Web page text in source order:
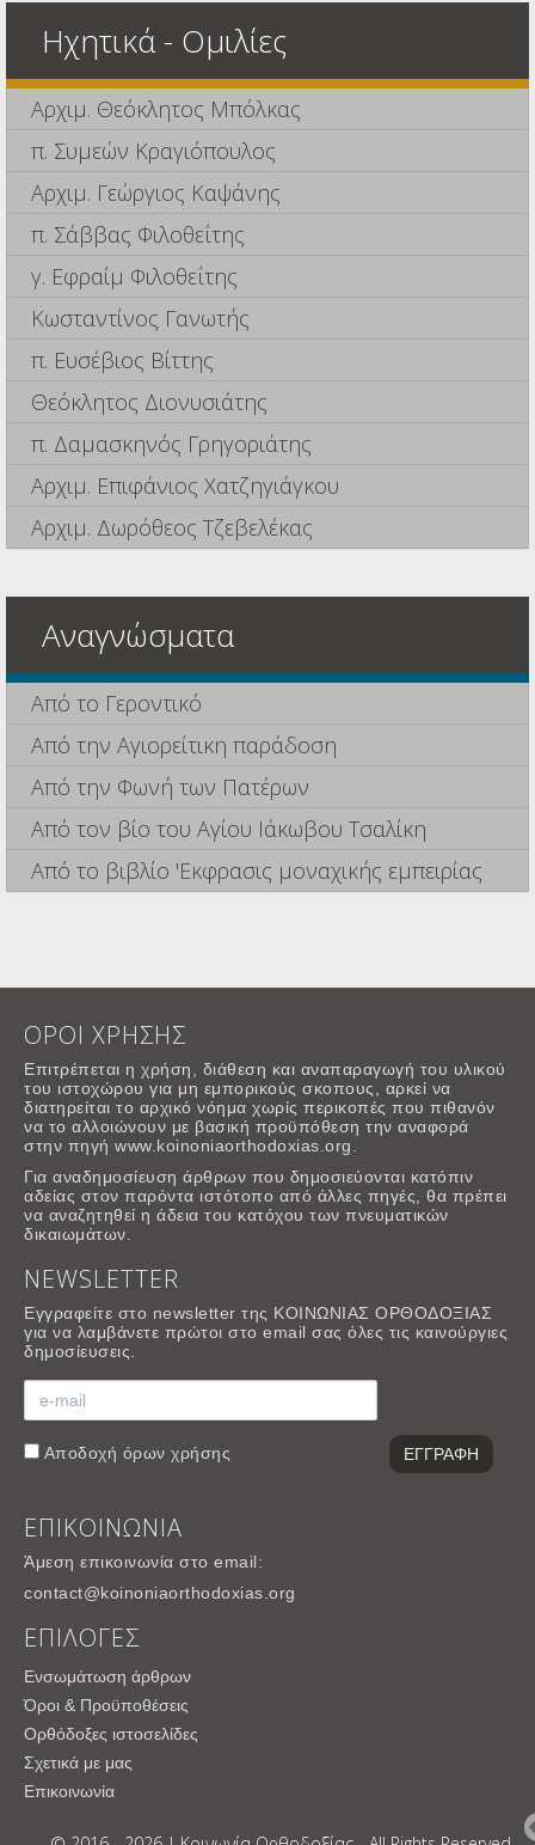
Ηχητικά - Ομιλίες
Αρχιμ. Θεόκλητος Μπόλκας
π. Συμεών Κραγιόπουλος
Αρχιμ. Γεώργιος Καψάνης
π. Σάββας Φιλοθεΐτης
γ. Εφραίμ Φιλοθεΐτης
Κωσταντίνος Γανωτής
π. Ευσέβιος Βίττης
Θεόκλητος Διονυσιάτης
π. Δαμασκηνός Γρηγοριάτης
Αρχιμ. Επιφάνιος Χατζηγιάγκου
Αρχιμ. Δωρόθεος Τζεβελέκας
Αναγνώσματα
Από το Γεροντικό
Από την Αγιορείτικη παράδοση
Από την Φωνή των Πατέρων
Από τον βίο του Αγίου Ιάκωβου Τσαλίκη
Από το βιβλίο 'Εκφρασις μοναχικής εμπειρίας
ΟΡΟΙ ΧΡΗΣΗΣ
Επιτρέπεται η χρήση, διάθεση και αναπαραγωγή του υλικού
του ιστοχώρου για μη εμπορικούς σκοπους, αρκεί να
διατηρείται το αρχικό νόημα χωρίς περικοπές που πιθανόν
να το αλλοιώνουν με βασική προϋπόθεση την αναφορά
στην πηγή www.koinoniaorthodoxias.org.
Για αναδημοσίευση άρθρων που δημοσιεύονται κατόπιν
αδείας στον παρόντα ιστότοπο από άλλες πηγές, θα πρέπει
να αναζητηθεί η άδεια του κατόχου των πνευματικών
δικαιωμάτων.
NEWSLETTER
Εγγραφείτε στο newsletter της ΚΟΙΝΩΝΙΑΣ ΟΡΘΟΔΟΞΙΑΣ
για να λαμβάνετε πρώτοι στο email σας όλες τις καινούργιες
δημοσίευσεις.
Αποδοχή όρων χρήσης
ΕΠΙΚΟΙΝΩΝΙΑ
Άμεση επικοινωνία στο email:
contact@koinoniaorthodoxias.org
ΕΠΙΛΟΓΕΣ
Ενσωμάτωση άρθρων
Όροι & Προϋποθέσεις
Ορθόδοξες ιστοσελίδες
Σχετικά με μας
Επικοινωνία